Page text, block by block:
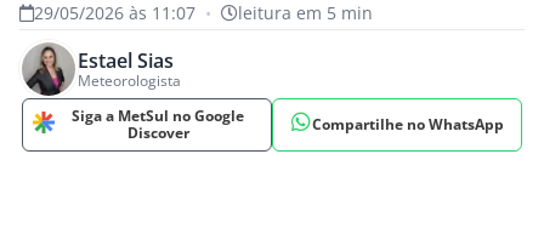
29/05/2026 às 11:07 • leitura em 5 min
Estael Sias
Meteorologista
Siga a MetSul no Google
Discover
Compartilhe no WhatsApp